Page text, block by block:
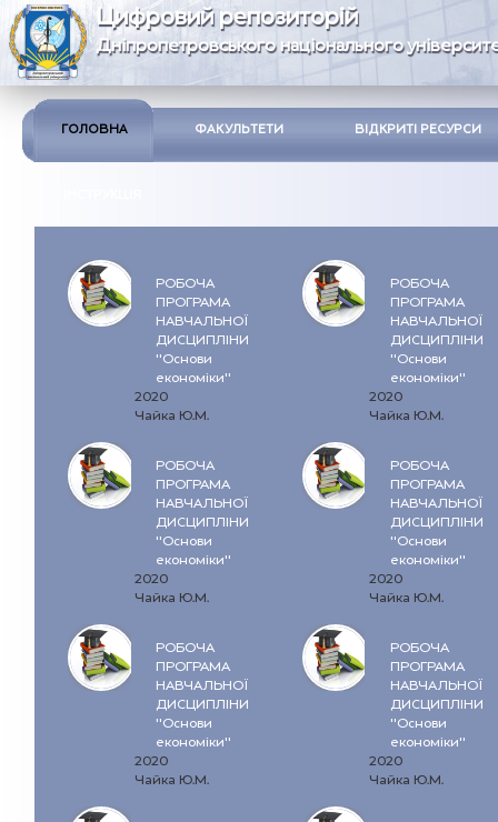
Цифровий репозиторій
Дніпропетровського національного
ГОЛОВНА ФАКУЛЬТЕТИ ВІДКРИТІ РЕСУРСИ
РОБОЧА
ПРОГРАМА
НАВЧАЛЬНОЇ
ДИСЦИПЛІНИ
"Основи
економіки"
2020
Чайка Ю.М.
РОБОЧА
ПРОГРАМА
НАВЧАЛЬНОЇ
ДИСЦИПЛІНИ
"Основи
економіки"
2020
Чайка Ю.М.
РОБОЧА
ПРОГРАМА
НАВЧАЛЬНОЇ
ДИСЦИПЛІНИ
"Основи
економіки"
2020
Чайка Ю.М.
РОБОЧА
ПРОГРАМА
НАВЧАЛЬНОЇ
ДИСЦИПЛІНИ
"Основи
економіки"
2020
Чайка Ю.М.
РОБОЧА
ПРОГРАМА
НАВЧАЛЬНОЇ
ДИСЦИПЛІНИ
"Основи
економіки"
2020
Чайка Ю.М.
РОБОЧА
ПРОГРАМА
НАВЧАЛЬНОЇ
ДИСЦИПЛІНИ
"Основи
економіки"
2020
Чайка Ю.М.